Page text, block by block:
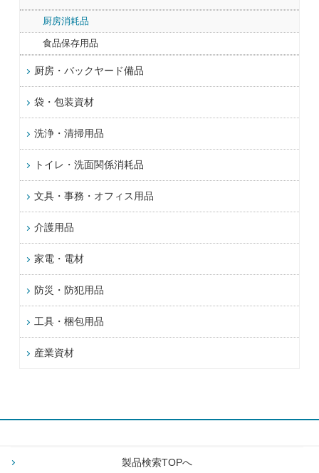
厨房消耗品
食品保存用品
厨房・バックヤード備品
袋・包装資材
洗浄・清掃用品
トイレ・洗面関係消耗品
文具・事務・オフィス用品
介護用品
家電・電材
防災・防犯用品
工具・梱包用品
産業資材
製品検索TOPへ